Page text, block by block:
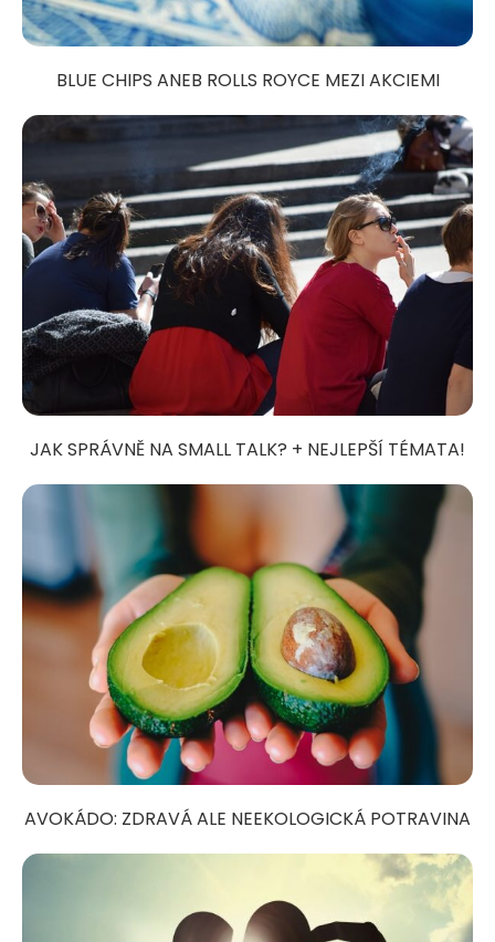
BLUE CHIPS ANEB ROLLS ROYCE MEZI AKCIEMI
JAK SPRÁVNĚ NA SMALL TALK? + NEJLEPŠÍ TÉMATA!
AVOKÁDO: ZDRAVÁ ALE NEEKOLOGICKÁ POTRAVINA